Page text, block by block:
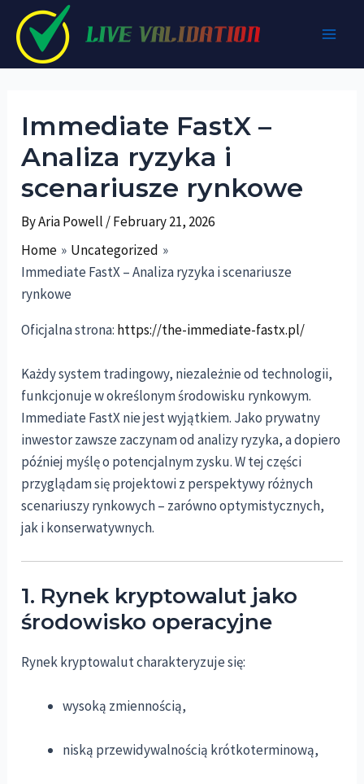
content
Immediate FastX –
Analiza ryzyka i
scenariusze rynkowe
ByAria Powell /February 21, 2026
Home
Uncategorized
Immediate FastX – Analiza ryzyka i scenariusze
rynkowe
Oficjalna strona: https://the-immediate-fastx.pl/
Każdy system tradingowy, niezależnie od technologii,
funkcjonuje w określonym środowisku rynkowym.
Immediate FastX nie jest wyjątkiem. Jako prywatny
inwestor zawsze zaczynam od analizy ryzyka, a dopiero
później myślę o potencjalnym zysku. W tej części
przyglądam się projektowi z perspektywy różnych
scenariuszy rynkowych – zarówno optymistycznych,
jak i konserwatywnych.
1. Rynek kryptowalut jako
środowisko operacyjne
Rynek kryptowalut charakteryzuje się:
wysoką zmiennością,
niską przewidywalnością krótkoterminową,